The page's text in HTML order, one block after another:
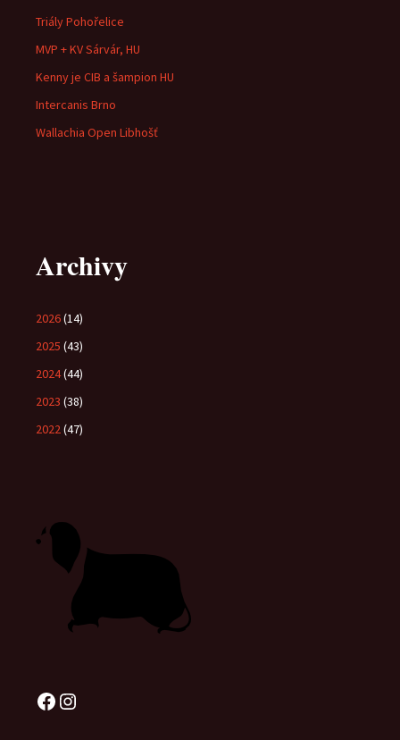
Triály Pohořelice
MVP + KV Sárvár, HU
Kenny je CIB a šampion HU
Intercanis Brno
Wallachia Open Libhošť
Archivy
2026(14)
2025 (43)
2024(44)
2023 (38)
2022(47)
Facebook
Instagram